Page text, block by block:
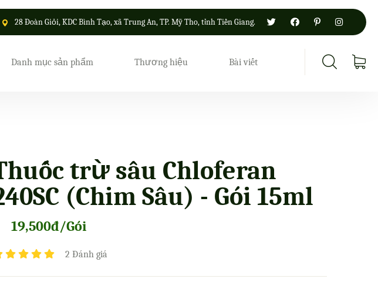
28 Đoàn Giỏi, KDC Bình Tạo, xã Trung An, TP. Mỹ Tho, tỉnh Tiền Giang.
Danh mục sản phẩm Thương hiệu Bài viết
trừ sâu Chloferan
(Chim Sâu) - Gói 15ml
19,500đ/Gói
2 Đánh giá